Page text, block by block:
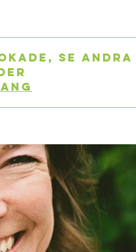
se andra